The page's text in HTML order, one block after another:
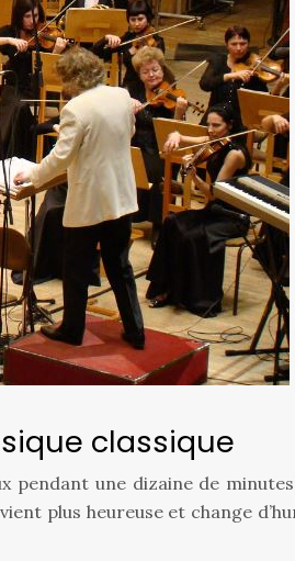
classique
pendant une dizaine de
plus heureuse et change